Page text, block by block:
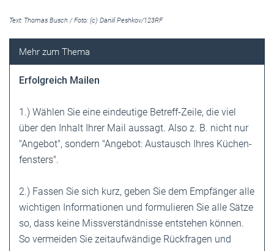
Text: Thomas Busch / Foto: (c) Daniil Peshkov/123RF
Erfolgreich Mailen
1.) Wählen Sie eine eindeutige Betreff-Zeile, die viel
über den Inhalt Ihrer Mail aussagt. Also z. B. nicht nur
"Angebot", sondern "Angebot: Austausch Ihres Küchen­
fensters".
2.) Fassen Sie sich kurz, geben Sie dem ­Empfänger alle
wichtigen Informationen und formulieren Sie alle Sätze
so, dass keine Missverständnisse entstehen können.
So vermeiden Sie zeitaufwändige Rückfragen und